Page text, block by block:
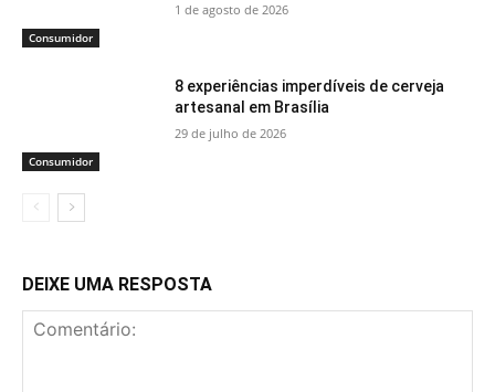
Consumidor
1 de agosto de 2026
Consumidor
8 experiências imperdíveis de cerveja
artesanal em Brasília
29 de julho de 2026
DEIXE UMA RESPOSTA